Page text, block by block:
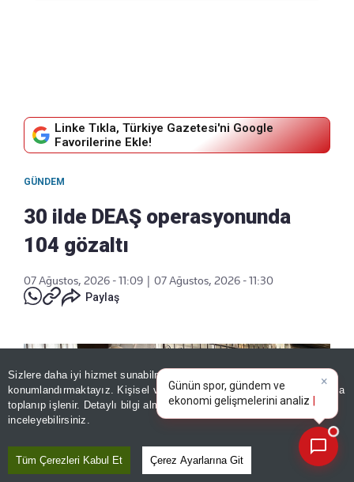
Sizlere daha iyi hizmet sunabilmek adına sitemizde
konumlandırmaktayız. Kişisel verileriniz, KVKK ve GDPR kapsamında
toplanıp işlenir. Detaylı bilgi almak içinAydınlatma Metnimizi
inceleyebilirsiniz.
Tüm Çerezleri Kabul Et Çerez Ayarlarına Git
Linke Tıkla, Türkiye Gazetesi'ni Google
Favorilerine Ekle!
GÜNDEM
30 ilde DEAŞ operasyonunda
104 gözaltı
07 Ağustos, 2026 - 11:09 | 07 Ağustos, 2026 - 11:30
Paylaş
×
Günün spor, gündem ve
ekonomi gelişmelerini analiz
edin!